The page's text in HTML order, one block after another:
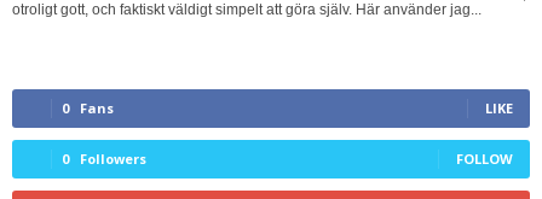
otroligt gott, och faktiskt väldigt simpelt att göra själv. Här använder jag...
0 Fans LIKE
0 Followers FOLLOW